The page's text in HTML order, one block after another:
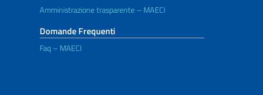
Amministrazione trasparente – MAECI
Domande Frequenti
Faq – MAECI